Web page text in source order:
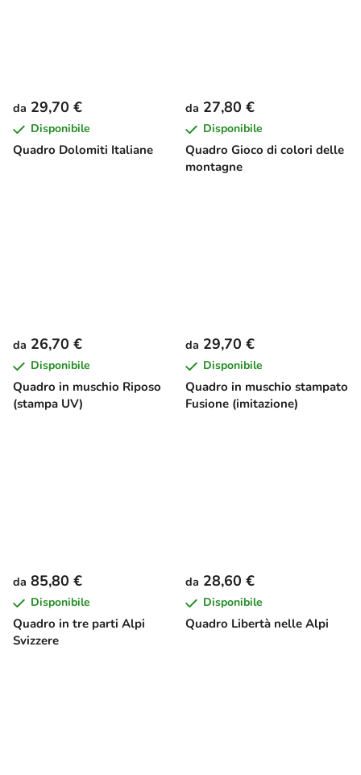
Quadro Dolomiti Italiane
da 29,70 €
Disponibile
Quadro Gioco di colori delle
montagne
da 27,80 €
Disponibile
Quadro in muschio Riposo
(stampa UV)
da 26,70 €
Disponibile
Quadro in muschio stampato
Fusione (imitazione)
da 29,70 €
Disponibile
Quadro in tre parti Alpi
Svizzere
da 85,80 €
Disponibile
Quadro Libertà nelle Alpi
da 28,60 €
Disponibile